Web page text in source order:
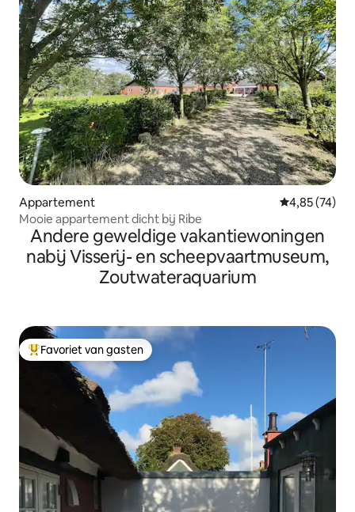
Appartement Gemiddelde
4,85 (74)
Mooie appartement dicht bij Ribe
Andere geweldige vakantiewoningen
nabij Visserij- en scheepvaartmuseum,
Zoutwateraquarium
Topfavoriet van gasten
Favoriet van gasten